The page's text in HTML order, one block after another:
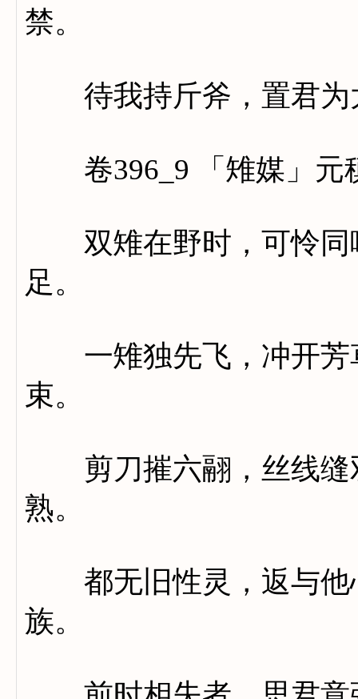
禁。
待我持斤斧，置君为
卷396_9 「雉媒」元
双雉在野时，可怜同
足。
一雉独先飞，冲开芳
束。
剪刀摧六翮，丝线缝
熟。
都无旧性灵，返与他
族。